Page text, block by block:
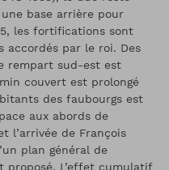
base arrière pour
les fortifications sont
accordés par le roi. Des
rempart sud-est est
couvert est prolongé
des faubourgs est
aux abords de
l’arrivée de François
plan général de
proposé. L’effet cumulatif